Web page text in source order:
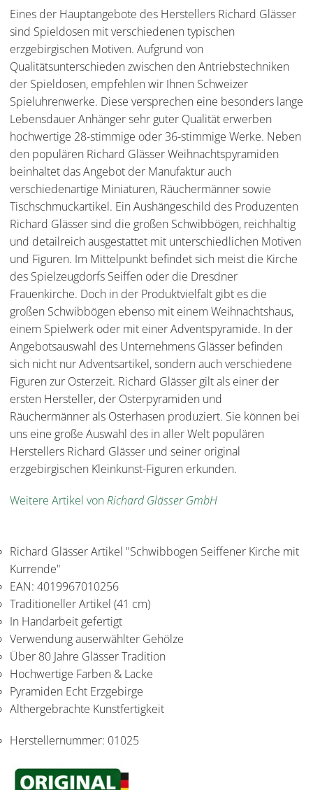
Eines der Hauptangebote des Herstellers Richard Glässer
sind Spieldosen mit verschiedenen typischen
erzgebirgischen Motiven. Aufgrund von
Qualitätsunterschieden zwischen den Antriebstechniken
der Spieldosen, empfehlen wir Ihnen Schweizer
Spieluhrenwerke. Diese versprechen eine besonders lange
Lebensdauer Anhänger sehr guter Qualität erwerben
hochwertige 28-stimmige oder 36-stimmige Werke. Neben
den populären Richard Glässer Weihnachtspyramiden
beinhaltet das Angebot der Manufaktur auch
verschiedenartige Miniaturen, Räuchermänner sowie
Tischschmuckartikel. Ein Aushängeschild des Produzenten
Richard Glässer sind die großen Schwibbögen, reichhaltig
und detailreich ausgestattet mit unterschiedlichen Motiven
und Figuren. Im Mittelpunkt befindet sich meist die Kirche
des Spielzeugdorfs Seiffen oder die Dresdner
Frauenkirche. Doch in der Produktvielfalt gibt es die
großen Schwibbögen ebenso mit einem Weihnachtshaus,
einem Spielwerk oder mit einer Adventspyramide. In der
Angebotsauswahl des Unternehmens Glässer befinden
sich nicht nur Adventsartikel, sondern auch verschiedene
Figuren zur Osterzeit. Richard Glässer gilt als einer der
ersten Hersteller, der Osterpyramiden und
Räuchermänner als Osterhasen produziert. Sie können bei
uns eine große Auswahl des in aller Welt populären
Herstellers Richard Glässer und seiner original
erzgebirgischen Kleinkunst-Figuren erkunden.
Weitere Artikel vonRichard Glässer GmbH
Richard Glässer Artikel "Schwibbogen Seiffener Kirche mit
Kurrende"
EAN: 4019967010256
Traditioneller Artikel (41 cm)
In Handarbeit gefertigt
Verwendung auserwählter Gehölze
Über 80 Jahre Glässer Tradition
Hochwertige Farben & Lacke
Pyramiden Echt Erzgebirge
Althergebrachte Kunstfertigkeit
Herstellernummer: 01025